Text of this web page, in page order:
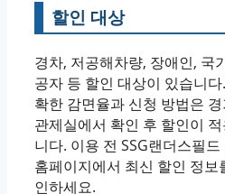
할인 대상
경차, 저공해차량, 장애인, 국
공자 등 할인 대상이 있습니다
확한 감면율과 신청 방법은
관제실에서 확인 후 할인이 적
니다. 이용 전 SSG랜더스필드
홈페이지에서 최신 할인 정보
인하세요.